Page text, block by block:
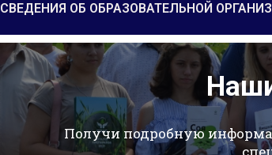
СВЕДЕНИЯ ОБ ОБРАЗОВАТЕЛЬНОЙ
Получи подробную